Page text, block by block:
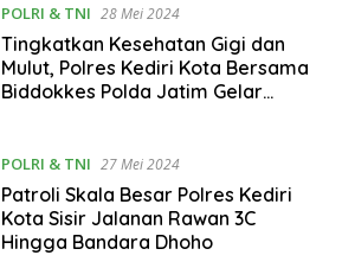
POLRI & TNI 28 Mei 2024
Tingkatkan Kesehatan Gigi dan
Mulut, Polres Kediri Kota Bersama
Biddokkes Polda Jatim Gelar
POLRI & TNI 27 Mei 2024
Patroli Skala Besar Polres Kediri
Kota Sisir Jalanan Rawan 3C
Hingga Bandara Dhoho